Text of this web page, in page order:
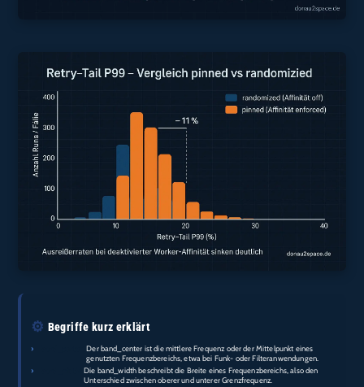
⚙️ Begriffe kurz erklärt
›
Der band_center ist die mittlere Frequenz oder der Mittelpunkt eines
genutzten Frequenzbereichs, etwa bei Funk- oder Filteranwendungen.
›
Die band_width beschreibt die Breite eines Frequenzbereichs, also den
Unterschied zwischen oberer und unterer Grenzfrequenz.